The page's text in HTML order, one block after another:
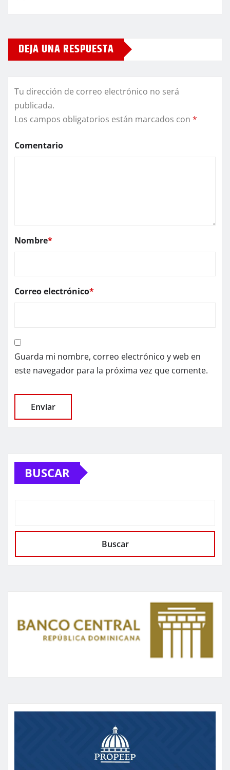
DEJA UNA RESPUESTA
Tu dirección de correo electrónico no será
publicada.
Los campos obligatorios están marcados con *
Comentario
Nombre*
Correo electrónico*
Guarda mi nombre, correo electrónico y web en
este navegador para la próxima vez que comente.
BUSCAR
Buscar